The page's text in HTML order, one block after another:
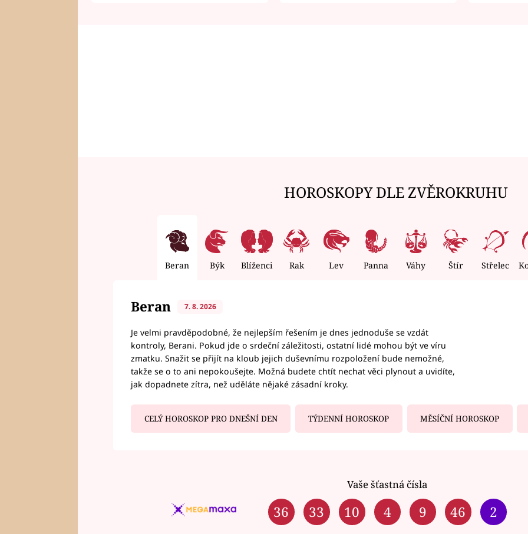
HOROSKOPY DLE ZVĚROKRUHU
Beran Býk Blíženci Rak Lev Panna Váhy Štír Střelec
Beran 7. 8. 2026
Je velmi pravděpodobné, že nejlepším řešením je dnes jednoduše se vzdát
kontroly, Berani. Pokud jde o srdeční záležitosti, ostatní lidé mohou být ve víru
zmatku. Snažit se přijít na kloub jejich duševnímu rozpoložení bude nemožné,
takže se o to ani nepokoušejte. Možná budete chtít nechat věci plynout a uvidíte,
jak dopadnete zítra, než uděláte nějaké zásadní kroky.
CELÝ HOROSKOP PRO DNEŠNÍ DEN TÝDENNÍ HOROSKOP MĚSÍČNÍ HOROSKOP
Vaše šťastná čísla
36 33 10 4 9 46 2